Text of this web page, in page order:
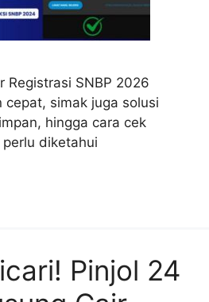
Registrasi SNBP 2026
simak juga solusi
hingga cara cek
diketahui
Pinjol 24